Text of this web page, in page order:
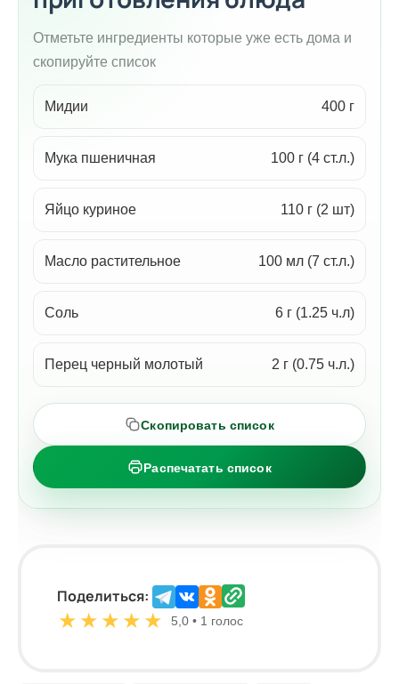
Отметьте ингредиенты которые уже есть дома и
скопируйте список
Мидии 400 г
Мука пшеничная 100 г (4 ст.л.)
Яйцо куриное 110 г (2 шт)
Масло растительное 100 мл (7 ст.л.)
Соль 6 г (1.25 ч.л)
Перец черный молотый 2 г (0.75 ч.л.)
Скопировать список
Распечатать список
Поделиться:
★ ★ ★ ★ ★ 5,0 • 1 голос